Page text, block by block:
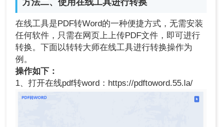
在线工具是PDF转Word的一种便捷方式，无需安装
任何软件，只需在网页上上传PDF文件，即可进行
转换。下面以转转大师在线工具进行转换操作为
例。
操作如下：
1、打开在线pdf转word：https://pdftoword.55.la/